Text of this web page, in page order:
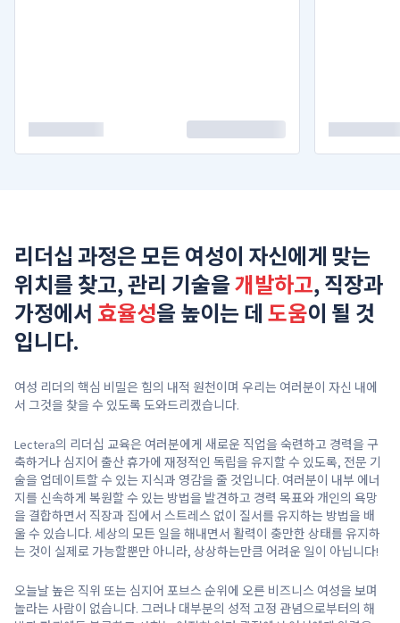
리더십 과정은 모든 여성이 자신에게 맞는
위치를 찾고, 관리 기술을개발하고, 직장과
가정에서 효율성을 높이는 데 도움이 될 것
입니다.
여성 리더의 핵심 비밀은 힘의 내적 원천이며 우리는 여러분이 자신 내에
서 그것을 찾을 수 있도록 도와드리겠습니다.
Lectera의 리더십 교육은 여러분에게 새로운 직업을 숙련하고 경력을 구
축하거나 심지어 출산 휴가에 재정적인 독립을 유지할 수 있도록, 전문 기
술을 업데이트할 수 있는 지식과 영감을 줄 것입니다. 여러분이 내부 에너
지를 신속하게 복원할 수 있는 방법을 발견하고 경력 목표와 개인의 욕망
을 결합하면서 직장과 집에서 스트레스 없이 질서를 유지하는 방법을 배
울 수 있습니다. 세상의 모든 일을 해내면서 활력이 충만한 상태를 유지하
는 것이 실제로 가능할뿐만 아니라, 상상하는만큼 어려운 일이 아닙니다!
오늘날 높은 직위 또는 심지어 포브스 순위에 오른 비즈니스 여성을 보며
놀라는 사람이 없습니다. 그러나 대부분의 성적 고정 관념으로부터의 해